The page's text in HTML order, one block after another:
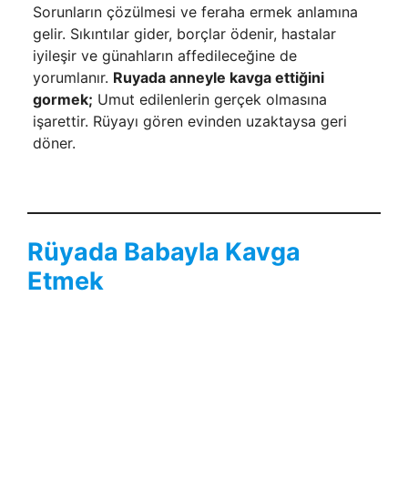
Sorunların çözülmesi ve feraha ermek anlamına
gelir. Sıkıntılar gider, borçlar ödenir, hastalar
iyileşir ve günahların affedileceğine de
yorumlanır. Ruyada anneyle kavga ettiğini
gormek; Umut edilenlerin gerçek olmasına
işarettir. Rüyayı gören evinden uzaktaysa geri
döner.
Rüyada Babayla Kavga
Etmek